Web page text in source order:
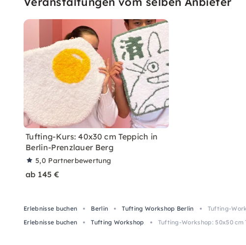
Tufting-Kurs: 40x30 cm Teppich in
Berlin-Prenzlauer Berg
5,0 Partnerbewertung
ab 145 €
Erlebnisse buchen Berlin Tufting Workshop Berlin
Tufting-
Erlebnisse buchen
Tufting Workshop Tufting-Workshop: 50x50 cm